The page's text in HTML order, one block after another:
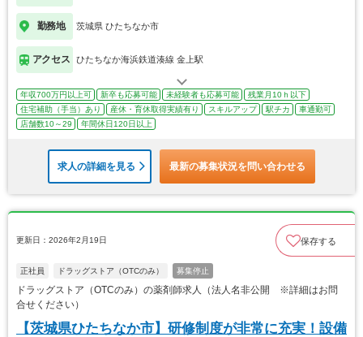
勤務地 茨城県 ひたちなか市
アクセス ひたちなか海浜鉄道湊線 金上駅
年収700万円以上可 新卒も応募可能 未経験者も応募可能
残業月10ｈ以下
住宅補助（手当）あり
産休・育休取得実績有り スキルアップ 駅チカ
車通勤可
店舗数10～29
年間休日120日以上
求人の詳細を見る 最新の募集状況を問い合わせる
更新日：2026年2月19日 保存する
正社員 ドラッグストア（OTCのみ） 募集停止
ドラッグストア（OTCのみ）の薬剤師求人（法人名非公開 ※詳細はお問
合せください）
【茨城県ひたちなか市】研修制度が非常に充実！設備